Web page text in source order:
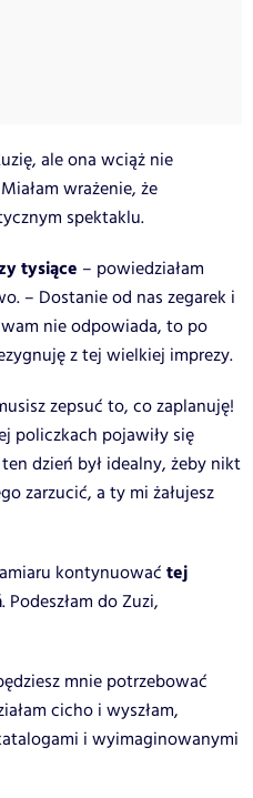
ale ona wciąż nie
wrażenie, że
spektaklu.
tysiące – powiedziałam
– Dostanie od nas zegarek i
nie odpowiada, to po
z tej wielkiej imprezy.
zepsuć to, co zaplanuję!
policzkach pojawiły się
dzień był idealny, żeby nikt
zarzucić, a ty mi żałujesz
kontynuować tej
. Podeszłam do Zuzi,
mnie potrzebować
cicho i wyszłam,
i wyimaginowanymi